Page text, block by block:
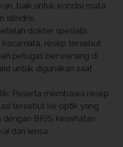
baik untuk kondisi mata
silindris.
dokter spesialis
resep tersebut
petugas berwenang di
untuk digunakan saat
Peserta membawa resep
tersebut ke optik yang
BPJS Kesehatan
dan lensa.